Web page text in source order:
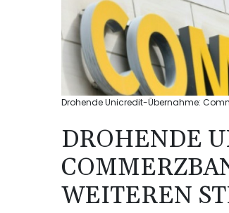
Drohende Unicredit-Übernahme:
DROHENDE
WEITEREN